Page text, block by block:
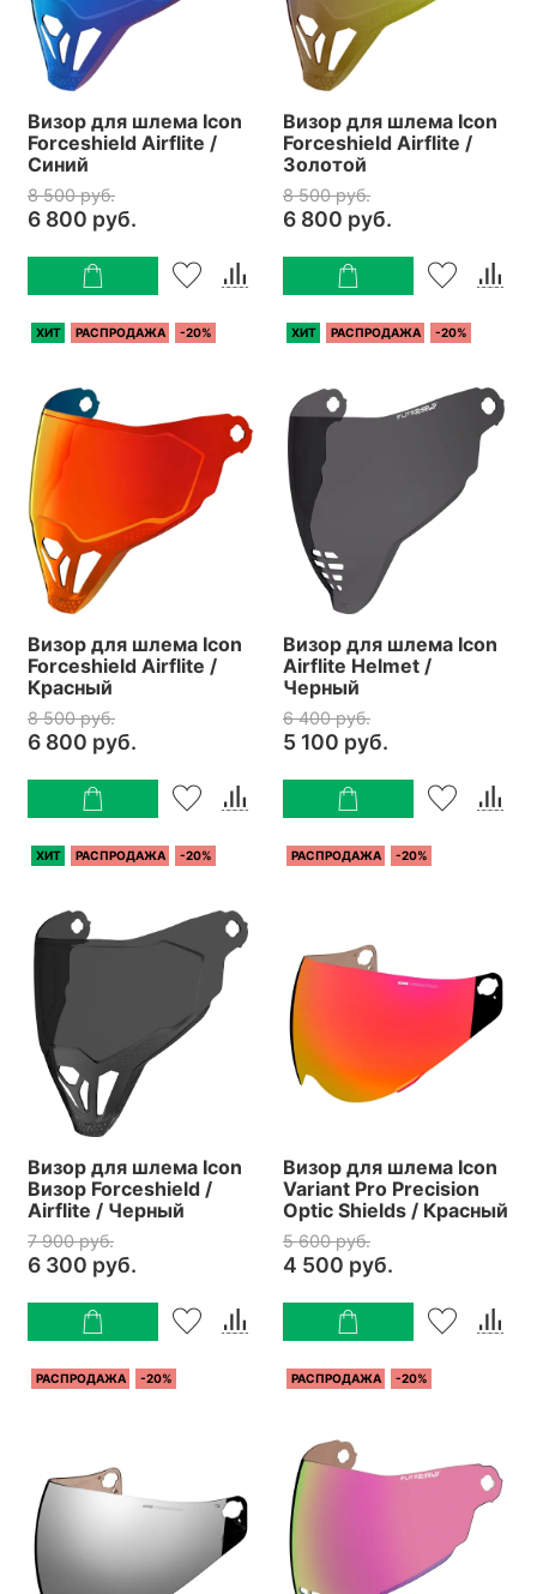
Визор для шлема Icon
Forceshield Airflite /
Синий
8 500 руб.
6 800 руб.
Визор для шлема Icon
Forceshield Airflite /
Золотой
8 500 руб.
6 800 руб.
ХИТ РАСПРОДАЖА -20%
Визор для шлема Icon
Forceshield Airflite /
Красный
8 500 руб.
6 800 руб.
ХИТ РАСПРОДАЖА -20%
Визор для шлема Icon
Airflite Helmet /
Черный
6 400 руб.
5 100 руб.
ХИТ РАСПРОДАЖА -20%
Визор для шлема Icon
Визор Forceshield /
Airflite / Черный
7 900 руб.
6 300 руб.
РАСПРОДАЖА -20%
Визор для шлема Icon
Variant Pro Precision
Optic Shields / Красный
5 600 руб.
4 500 руб.
РАСПРОДАЖА -20% РАСПРОДАЖА -20%